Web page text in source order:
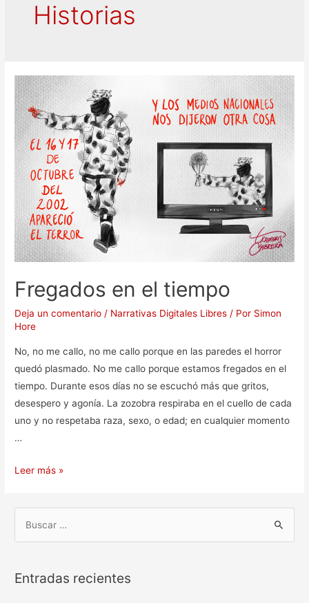
Historias
Fregados en el tiempo
Deja un comentario / Narrativas Digitales Libres / Por Simon
Hore
No, no me callo, no me callo porque en las paredes el horror
quedó plasmado. No me callo porque estamos fregados en el
tiempo. Durante esos días no se escuchó más que gritos,
desespero y agonía. La zozobra respiraba en el cuello de cada
uno y no respetaba raza, sexo, o edad; en cualquier momento
…
Leer más »
Entradas recientes